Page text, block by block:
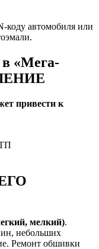
коду автомобиля или
«Мега-
привести к
мелкий).
небольших
Ремонт обшивки